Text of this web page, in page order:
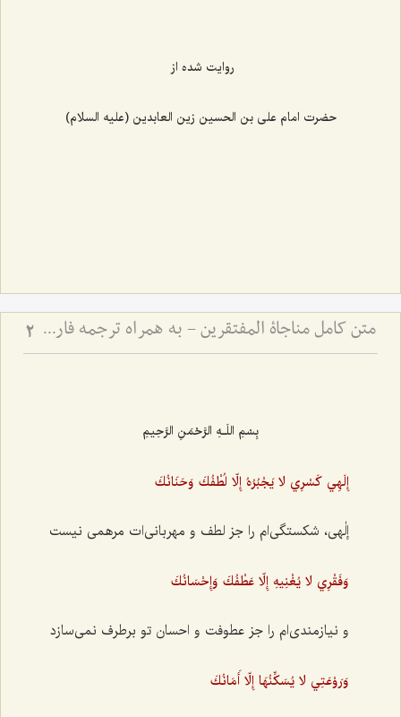
روایت شده از
حضرت امام علی بن الحسین زین العابدین (علیه السلام)
متن کامل مناجاة المفتقرين - به همراه ترجمه فارسی و فایل صوتی 2
بِسْمِ اللَـهِ الرَّحْمَنِ الرَّحِيمِ
إِلَهِي كَسْرِي لا يَجْبُرُهُ إِلّا لُطْفُكَ وَحَنَانُكَ
إلٰهی، شکستگی‌ام را جز لطف و مهربانی‌ات مرهمی نیست
وَفَقْرِي لا يُغْنِيهِ إِلّا عَطْفُكَ وَإِحْسَانُكَ
و نیازمندی‌ام را جز عطوفت و احسان تو برطرف نمی‌سازد
وَرَوْعَتِي لا يُسَكِّنُهَا إِلّا أَمَانُكَ